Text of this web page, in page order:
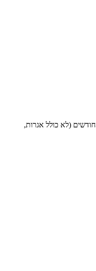
עלות חודשית הוצאות חודשית על פני 36 חודשים (לא כולל אגרות,